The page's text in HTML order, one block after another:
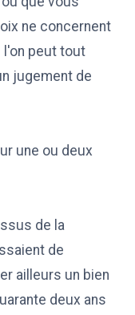
ne concernent
l'on peut tout
jugement de
une ou deux
de la
de
ailleurs un bien
deux ans